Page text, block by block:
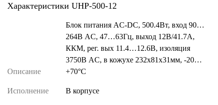
Характеристики UHP-500-12
Описание
Блок питания AC-DC, 500.4Вт, вход 90…
264В AC, 47…63Гц, выход 12В/41.7A,
ККМ, рег. вых 11.4…12.6В, изоляция
3750В AC, в кожухе 232х81х31мм, -20…
+70°С
Исполнение В корпусе